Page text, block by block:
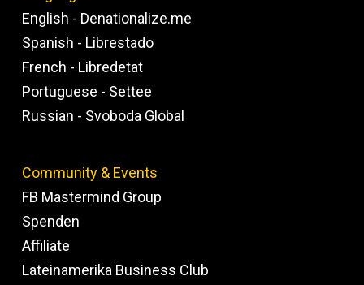
English - Denationalize.me
Spanish - Librestado
French - Libredetat
Portuguese - Settee
Russian - Svoboda Global
Community & Events
FB Mastermind Group
Spenden
Affiliate
Lateinamerika Business Club